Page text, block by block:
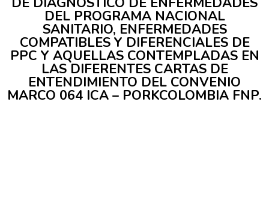
DEL PROGRAMA NACIONAL
SANITARIO, ENFERMEDADES
COMPATIBLES Y DIFERENCIALES DE
PPC Y AQUELLAS CONTEMPLADAS EN
LAS DIFERENTES CARTAS DE
ENTENDIMIENTO DEL CONVENIO
MARCO 064 ICA – PORKCOLOMBIA FNP.